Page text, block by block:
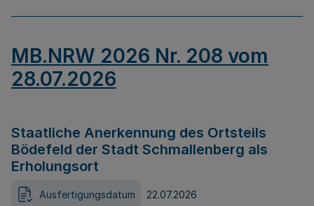
MB.NRW 2026 Nr. 208 vom
28.07.2026
Staatliche Anerkennung des Ortsteils
Bödefeld der Stadt Schmallenberg als
Erholungsort
Ausfertigungsdatum 22.07.2026